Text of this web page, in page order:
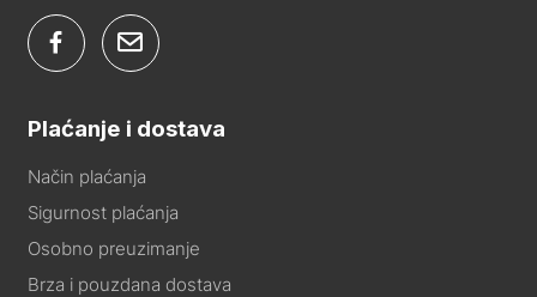
Plaćanje i dostava
Način plaćanja
Sigurnost plaćanja
Osobno preuzimanje
Brza i pouzdana dostava